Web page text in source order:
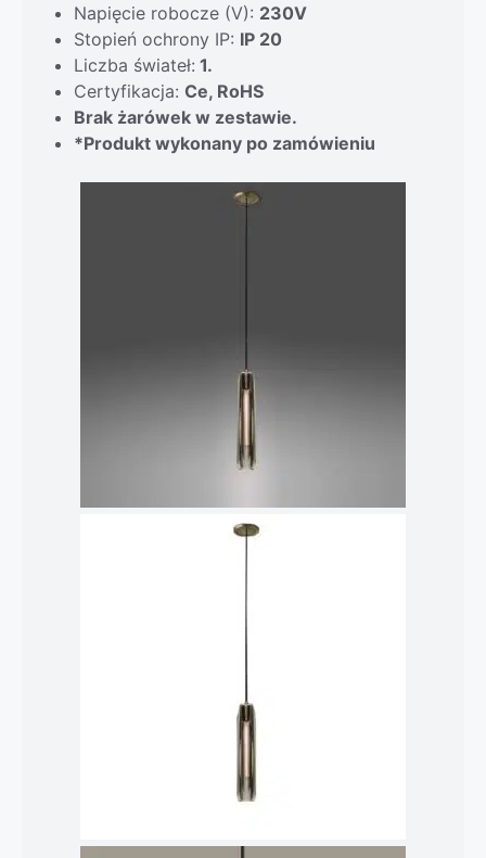
Napięcie robocze (V): 230V
Stopień ochrony IP: IP 20
Liczba świateł: 1.
Certyfikacja: Ce, RoHS
Brak żarówek w zestawie.
*Produkt wykonany po zamówieniu